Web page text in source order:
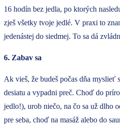
16 hodín bez jedla, po ktorých
zješ všetky tvoje jedlé. V praxi to
jedenástej do siedmej. To sa dá
6. Zabav sa
Ak vieš, že budeš počas dňa myslieť
desiatu a vypadni preč. Choď do
jedlo!), urob niečo, na čo sa už dlho
pre seba, choď na masáž alebo do